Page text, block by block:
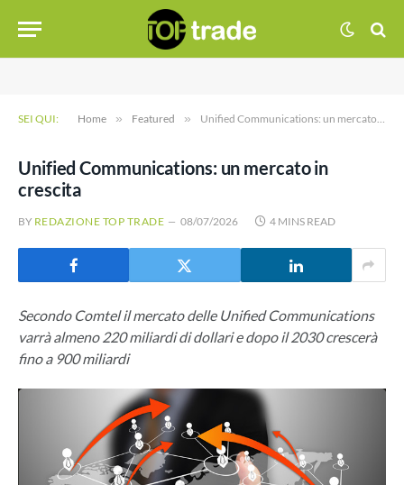
SEI QUI: Home » Featured » Unified Communications: un mercato in crescita
Unified Communications: un mercato in
crescita
BY REDAZIONE TOP TRADE 08/07/2026 4 MINS READ
Secondo Comtel il mercato delle Unified Communications
varrà almeno 220 miliardi di dollari e dopo il 2030 crescerà
fino a 900 miliardi